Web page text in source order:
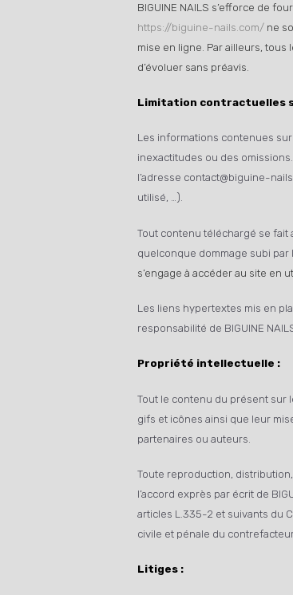
BIGUINE NAILS s’efforce de
https://biguine-nails.com/ ne
mise en ligne. Par ailleurs,
d’évoluer sans préavis.
Limitation contractuelles
Les informations contenues
inexactitudes ou des
l’adresse contact@biguine-
utilisé, …).
Tout contenu téléchargé se fait
quelconque dommage subi par
s’engage à accéder au site en
Les liens hypertextes mis en
responsabilité de BIGUINE
Propriété intellectuelle :
Tout le contenu du présent sur
gifs et icônes ainsi que leur
partenaires ou auteurs.
Toute reproduction,
l’accord exprès par écrit de
articles L.335-2 et suivants du
civile et pénale du
Litiges :